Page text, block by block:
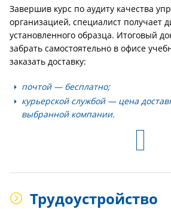
Завершив курс по аудиту качества
организацией, специалист получает
установленного образца. Итоговый
забрать самостоятельно в офисе
заказать доставку:
почтой — бесплатно;
курьерской службой — цена
выбранной компании.
Трудоустройство